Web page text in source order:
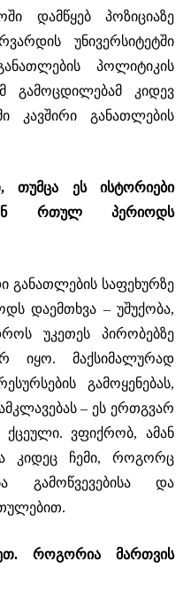
დამწყებ პოზიციაზე
უნივერსიტეტში
პოლიტიკის
გამოცდილებამ კიდევ
კავშირი განათლების
თუმცა ეს ისტორიები
რთულ პერიოდს
განათლების საფეხურზე
დაემთხვა – უშუქობა,
უკეთეს პირობებზე
იყო. მაქსიმალურად
გამოყენებას,
– ეს ერთგვარ
ვფიქრობ, ამან
კიდეც ჩემი, როგორც
გამოწვევებისა და
როგორია მართვის